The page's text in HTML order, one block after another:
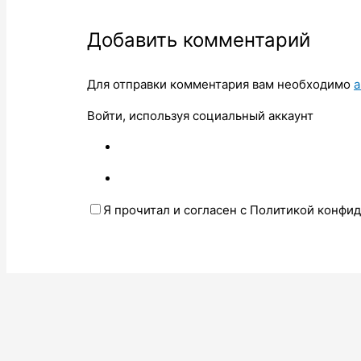
Добавить комментарий
Для отправки комментария вам необходимо
Войти, используя социальный аккаунт
Я прочитал и согласен с Политикой